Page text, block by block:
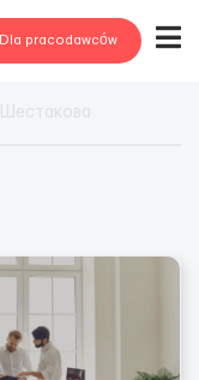
Dla pracodawców